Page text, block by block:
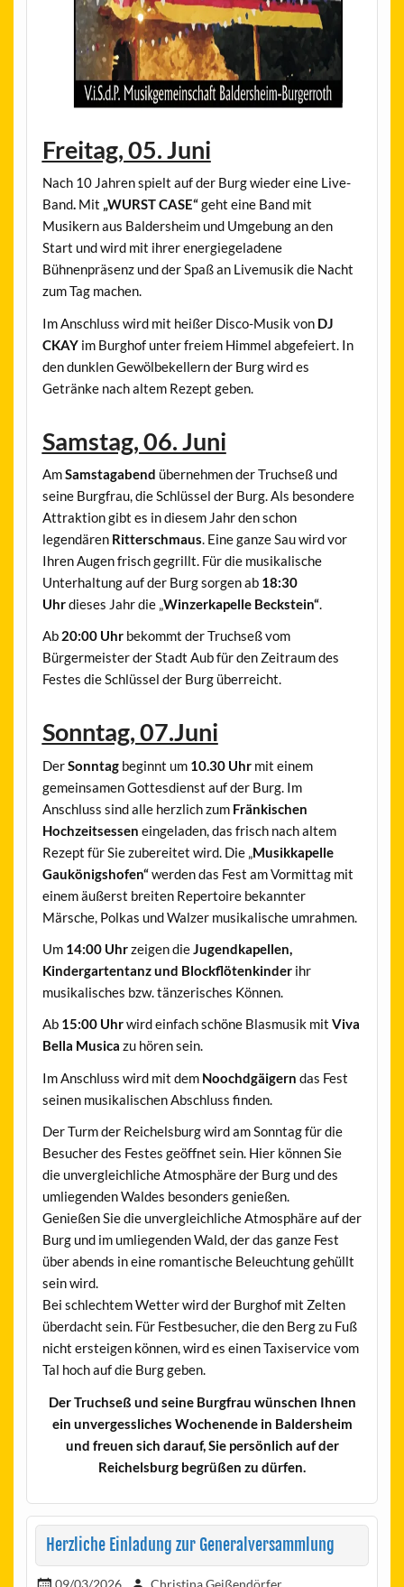
Freitag, 05. Juni
Nach 10 Jahren spielt auf der Burg wieder eine Live-
Band. Mit „WURST CASE“geht eine Band mit
Musikern aus Baldersheim und Umgebung an den
Start und wird mit ihrer energiegeladene
Bühnenpräsenz und der Spaß an Livemusik die Nacht
zum Tag machen.
Im Anschluss wird mit heißer Disco-Musik von DJ
CKAYim Burghof unter freiem Himmel abgefeiert. In
den dunklen Gewölbekellern der Burg wird es
Getränke nach altem Rezept geben.
Samstag, 06. Juni
AmSamstagabend übernehmen der Truchseß und
seine Burgfrau, die Schlüssel der Burg. Als besondere
Attraktion gibt es in diesem Jahr den schon
legendären Ritterschmaus. Eine ganze Sau wird vor
Ihren Augen frisch gegrillt. Für die musikalische
Unterhaltung auf der Burg sorgen ab 18:30
Uhrdieses Jahr die „Winzerkapelle Beckstein“.
Ab 20:00 Uhr bekommt der Truchseß vom
Bürgermeister der Stadt Aub für den Zeitraum des
Festes die Schlüssel der Burg überreicht.
Sonntag, 07.Juni
DerSonntagbeginnt um 10.30 Uhrmit einem
gemeinsamen Gottesdienst auf der Burg. Im
Anschluss sind alle herzlich zum Fränkischen
Hochzeitsessen eingeladen, das frisch nach altem
Rezept für Sie zubereitet wird. Die „ Musikkapelle
Gaukönigshofen“werden das Fest am Vormittag mit
einem äußerst breiten Repertoire bekannter
Märsche, Polkas und Walzer musikalische umrahmen.
Um 14:00 Uhrzeigen dieJugendkapellen,
Kindergartentanz und Blockflötenkinder ihr
musikalisches bzw. tänzerisches Können.
Ab 15:00 Uhrwird einfach schöne Blasmusik mit Viva
Bella Musica zu hören sein.
Im Anschluss wird mit dem Noochdgäigern das Fest
seinen musikalischen Abschluss finden.
Der Turm der Reichelsburg wird am Sonntag für die
Besucher des Festes geöffnet sein. Hier können Sie
die unvergleichliche Atmosphäre der Burg und des
umliegenden Waldes besonders genießen.
Genießen Sie die unvergleichliche Atmosphäre auf der
Burg und im umliegenden Wald, der das ganze Fest
über abends in eine romantische Beleuchtung gehüllt
sein wird.
Bei schlechtem Wetter wird der Burghof mit Zelten
überdacht sein. Für Festbesucher, die den Berg zu Fuß
nicht ersteigen können, wird es einen Taxiservice vom
Tal hoch auf die Burg geben.
Der Truchseß und seine Burgfrau wünschen Ihnen
ein unvergessliches Wochenende in Baldersheim
und freuen sich darauf, Sie persönlich auf der
Reichelsburg begrüßen zu dürfen.
Herzliche Einladung zur Generalversammlung
09/03/2026 Christina Geißendörfer